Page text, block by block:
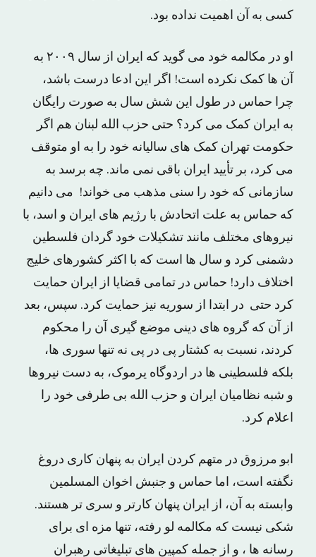
کسی به آن اهمیت نداده بود.
او در مکالمه خود می گوید که ایران از سال ۲۰۰۹ به
آن ها کمک نکرده است! اگر این ادعا درست باشد،
چرا حماس در طول این شش سال به صورت رایگان
به ایران کمک می کرد؟ حتی حزب الله لبنان هم اگر
حکومت تهران کمک های سالیانه خود را به او متوقف
می کرد، بر تأیید ایران باقی نمی ماند. چه برسد به
سازمانی که خود را سنی مذهب می خواند! می دانیم
که حماس به علت اتحادش با رژیم های ایران و اسد، با
نیروهای مختلف مانند تشکیلات خود گردان فلسطین
دشمنی کرد و سال ها است که با اکثر کشورهای خلیج
اختلاف دارد! حماس در تمامی قضایا از ایران حمایت
کرد حتی در ابتدا از سوریه نیز حمایت کرد. سپس، بعد
از آن که گروه های دینی موضع گیری آن را محکوم
کردند، نسبت به کشتار پی در پی نه تنها سوری ها،
بلکه فلسطینی ها در اردوگاه یرموک، به دست نیروها
و شبه نظامیان ایران و حزب الله بی طرفی خود را
اعلام کرد.
ابو مرزوق در متهم کردن ایران به پنهان کاری دروغ
نگفته است، اما حماس و جنبش اخوان المسلمین
وابسته به آن، از ایران پنهان کارتر و سری تر هستند.
شکی نیست که مکالمه لو رفته، تنها مزه ای برای
رسانه ها ، و از جمله کمپین های تبلیغاتی رهبران